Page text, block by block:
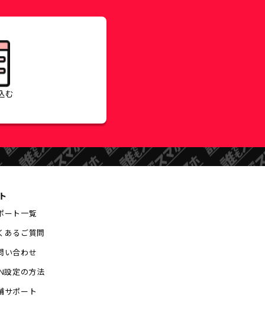
む
ート一覧
あるご質問
い合わせ
設定の方法
サポート